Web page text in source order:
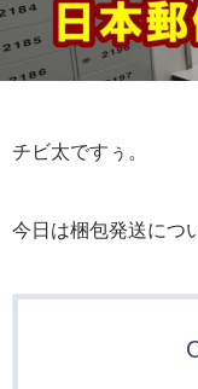
チビ太ですぅ。
今日は梱包発送につ